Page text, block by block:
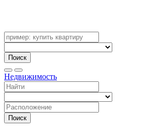
Поиск
Недвижимость
Поиск